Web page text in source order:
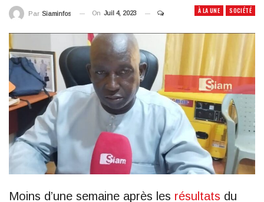
À LA UNE SOCIÉTÉ
Par Siaminfos On Juil 4, 2023
Moins d’une semaine après les résultats du